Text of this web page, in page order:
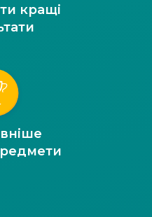
кращі